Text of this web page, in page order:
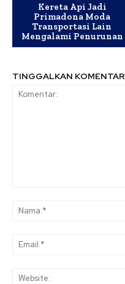
Kereta Api Jadi
Primadona Moda
Transportasi Lain
Mengalami Penurunan
TINGGALKAN KOMENTAR